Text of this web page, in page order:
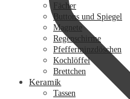
Fächer
Buttons und Spiegel
Magnete
Regenschirme
Pfefferminzdöschen
Kochlöffel
Brettchen
Keramik
Tassen